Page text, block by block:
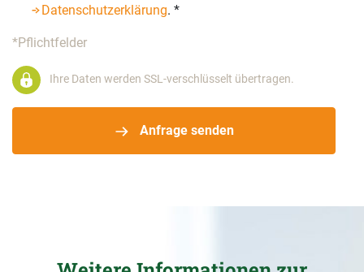
Datenschutzerklärung. *
*Pflichtfelder
Anfrage senden
Ihre Daten werden SSL-verschlüsselt übertragen.